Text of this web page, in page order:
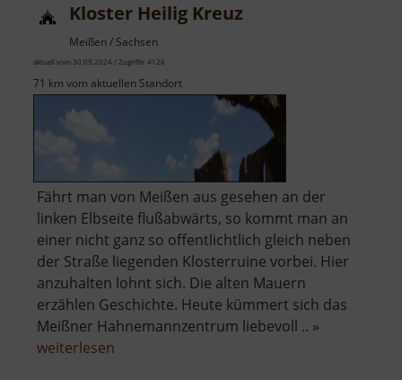
Kloster Heilig Kreuz
Meißen / Sachsen
aktuell vom 30.09.2024 / Zugriffe: 4126
71 km vom aktuellen Standort
Fährt man von Meißen aus gesehen an der
linken Elbseite flußabwärts, so kommt man an
einer nicht ganz so offentlichtlich gleich neben
der Straße liegenden Klosterruine vorbei. Hier
anzuhalten lohnt sich. Die alten Mauern
erzählen Geschichte. Heute kümmert sich das
Meißner Hahnemannzentrum liebevoll .. »
weiterlesen